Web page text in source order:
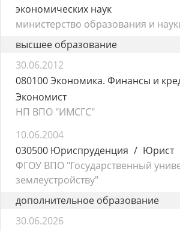
экономических наук
министерство образования и
высшее образование
30.06.2012
080100 Экономика. Финансы и
Экономист
НП ВПО "ИМСГС"
10.06.2004
030500 Юриспруденция
Юрист
ФГОУ ВПО "Государственный
землеустройству"
дополнительное образование
30.06.2026